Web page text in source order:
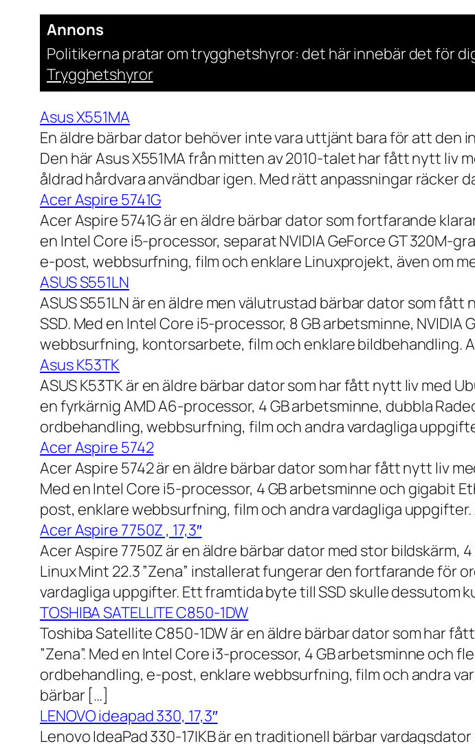
Annons
Politikerna pratar om trygghetshyror: det här innebär det för
Trygghetshyror
Asus X551MA
En äldre bärbar dator behöver inte vara uttjänt bara för att den
Den här Asus X551MA från mitten av 2010-talet har fått nytt liv
åldrad hårdvara användbar igen. Med rätt anpassningar
Acer Aspire 5741G
Acer Aspire 5741G är en äldre bärbar dator som fortfarande
en Intel Core i5-processor, separat NVIDIA GeForce GT 320M-
e-post, webbsurfning, film och enklare Linuxprojekt, även om
ASUS S551LN
ASUS S551LN är en äldre men välutrustad bärbar dator som
SSD. Med en Intel Core i5-processor, 8 GB arbetsminne,
webbsurfning, kontorsarbete, film och enklare bildbehandling.
Asus K53TK
ASUS K53TK är en äldre bärbar dator som har fått nytt liv med
en fyrkärnig AMD A6-processor, 4 GB arbetsminne, dubbla
ordbehandling, webbsurfning, film och andra vardagliga
Acer Aspire 5742
Acer Aspire 5742 är en äldre bärbar dator som har fått nytt liv
Med en Intel Core i5-processor, 4 GB arbetsminne och
post, enklare webbsurfning, film och andra vardagliga uppgifter.
Acer Aspire 7750Z , 17,3″
Acer Aspire 7750Z är en äldre bärbar dator med stor bildskärm,
Linux Mint 22.3 ”Zena” installerat fungerar den fortfarande för
vardagliga uppgifter. Ett framtida byte till SSD skulle dessutom
TOSHIBA SATELLITE C850-1DW
Toshiba Satellite C850-1DW är en äldre bärbar dator som har
”Zena”. Med en Intel Core i3-processor, 4 GB arbetsminne
ordbehandling, e-post, enklare webbsurfning, film och andra
bärbar […]
LENOVO ideapad 330, 17,3″
Lenovo IdeaPad 330-17IKB är en traditionell bärbar